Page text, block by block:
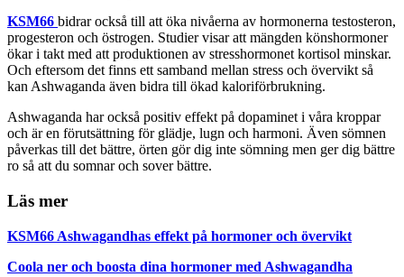
KSM66 bidrar också till att öka nivåerna av hormonerna testosteron,
progesteron och östrogen. Studier visar att mängden könshormoner
ökar i takt med att produktionen av stresshormonet kortisol minskar.
Och eftersom det finns ett samband mellan stress och övervikt så
kan Ashwaganda även bidra till ökad kaloriförbrukning.
Ashwaganda har också positiv effekt på dopaminet i våra kroppar
och är en förutsättning för glädje, lugn och harmoni. Även sömnen
påverkas till det bättre, örten gör dig inte sömning men ger dig bättre
ro så att du somnar och sover bättre.
Läs mer
KSM66 Ashwagandhas effekt på hormoner och övervikt
Coola ner och boosta dina hormoner med Ashwagandha